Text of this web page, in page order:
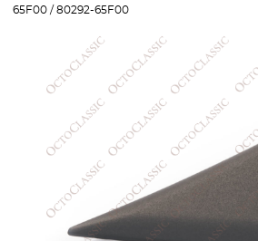
65F00 / 80292-65F00